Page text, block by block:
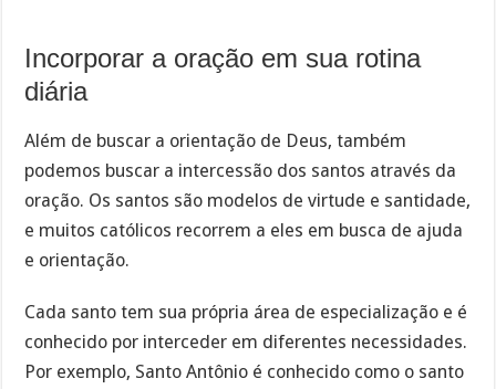
Incorporar a oração em sua rotina
diária
Além de buscar a orientação de Deus, também
podemos buscar a intercessão dos santos através da
oração. Os santos são modelos de virtude e santidade,
e muitos católicos recorrem a eles em busca de ajuda
e orientação.
Cada santo tem sua própria área de especialização e é
conhecido por interceder em diferentes necessidades.
Por exemplo, Santo Antônio é conhecido como o santo